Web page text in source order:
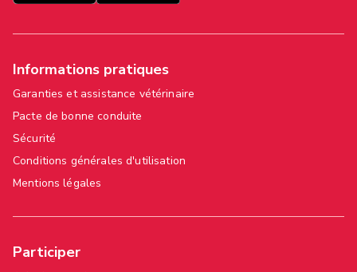
Informations pratiques
Garanties et assistance vétérinaire
Pacte de bonne conduite
Sécurité
Conditions générales d'utilisation
Mentions légales
Participer